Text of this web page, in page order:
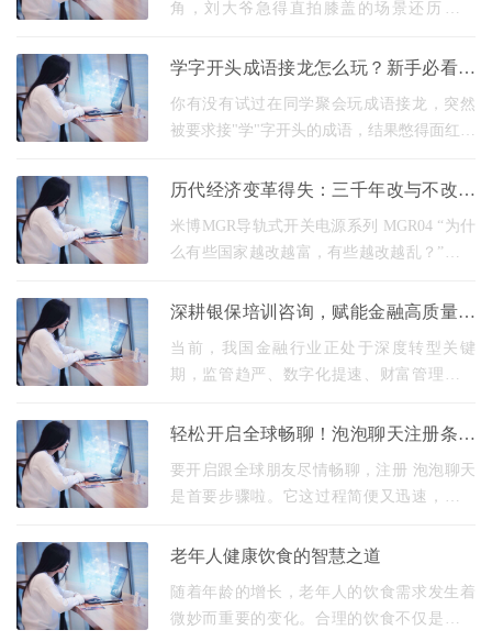
角，刘大爷急得直拍膝盖的场景还历历在
有多少啊？根据语言协会2025年最新统计，
学字开头成语接龙怎么玩？新手必看攻
略
你有没有试过在同学聚会玩成语接龙，突然
被要求接"学"字开头的成语，结果憋得面红耳
则妙趣横生的文字游戏。我敢打包票，看完
历代经济变革得失：三千年改与不改的
启示
米博MGR导轨式开关电源系列 MGR04 “为什
么有些国家越改越富，有些越改越乱？”这个
革得失》，才发现答案就藏在咱们老祖宗的
深耕银保培训咨询，赋能金融高质量发
展 —— 河南谆煦咨询，以专业铸就行
业
当前，我国金融行业正处于深度转型关键
期，监管趋严、数字化提速、财富管理升级
训、精细化辅导、体系化咨询 的需求持续攀
轻松开启全球畅聊！泡泡聊天注册条件
及官网流程详解，快来试试吧2
要开启跟全球朋友尽情畅聊，注册 泡泡聊天
是首要步骤啦。它这过程简便又迅速，顶多
私以及趣味交流的应用，借助手机号验证来
老年人健康饮食的智慧之道
随着年龄的增长，老年人的饮食需求发生着
微妙而重要的变化。合理的饮食不仅是满足